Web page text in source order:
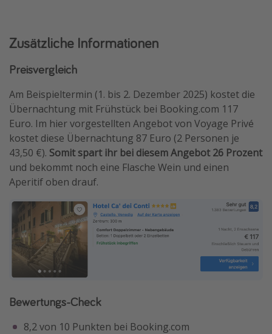
Zusätzliche Informationen
Preisvergleich
Am Beispieltermin (1. bis 2. Dezember 2025) kostet die
Übernachtung mit Frühstück bei Booking.com 117
Euro. Im hier vorgestellten Angebot von Voyage Privé
kostet diese Übernachtung 87 Euro (2 Personen je
43,50 €). Somit spart ihr bei diesem Angebot 26 Prozent
und bekommt noch eine Flasche Wein und einen
Aperitif oben drauf.
Bewertungs-Check
8,2 von 10 Punkten bei Booking.com